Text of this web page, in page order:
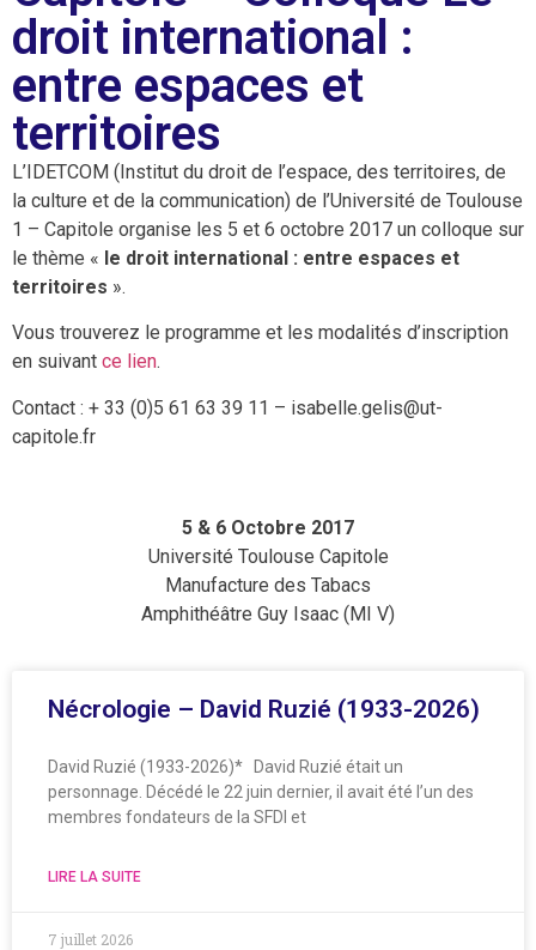
droit international :
entre espaces et
territoires
L’IDETCOM (Institut du droit de l’espace, des territoires, de
la culture et de la communication) de l’Université de Toulouse
1 – Capitole organise les 5 et 6 octobre 2017 un colloque sur
le thème « le droit international : entre espaces et
territoires ».
Vous trouverez le programme et les modalités d’inscription
en suivant ce lien.
Contact : + 33 (0)5 61 63 39 11 – isabelle.gelis@ut-
capitole.fr
5 & 6 Octobre 2017
Université Toulouse Capitole
Manufacture des Tabacs
Amphithéâtre Guy Isaac (MI V)
Nécrologie – David Ruzié (1933-2026)
David Ruzié (1933-2026)* David Ruzié était un
personnage. Décédé le 22 juin dernier, il avait été l’un des
membres fondateurs de la SFDI et
LIRE LA SUITE
7 juillet 2026